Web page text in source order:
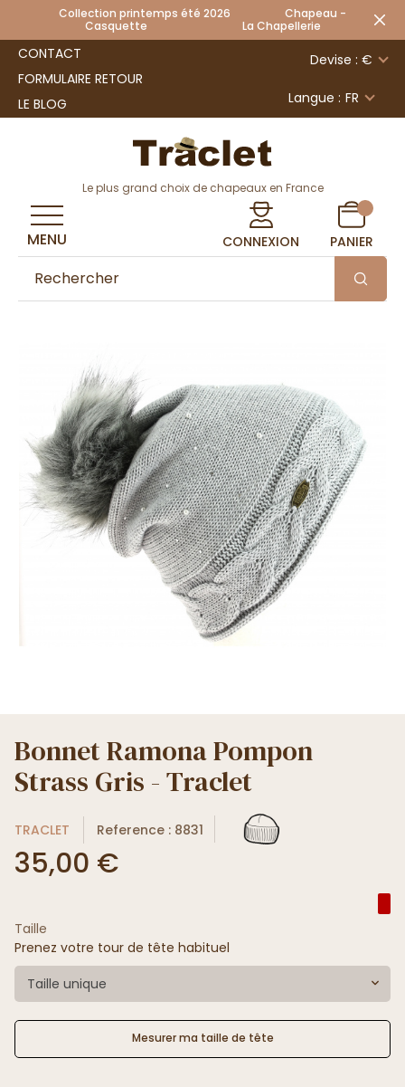
Collection printemps été 2026 Chapeau -
Casquette La Chapellerie
CONTACT
FORMULAIRE RETOUR
LE BLOG
Devise : €
Langue : FR
Le plus grand choix de chapeaux en France
CONNEXION PANIER
MENU
Bonnet Ramona Pompon
Strass Gris - Traclet
TRACLET Reference : 8831
35,00 €
Taille
Prenez votre tour de tête habituel
Taille unique
Mesurer ma taille de tête